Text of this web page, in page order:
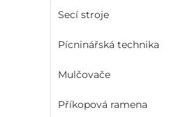
Secí stroje
Pícninářská technika
Mulčovače
Příkopová ramena